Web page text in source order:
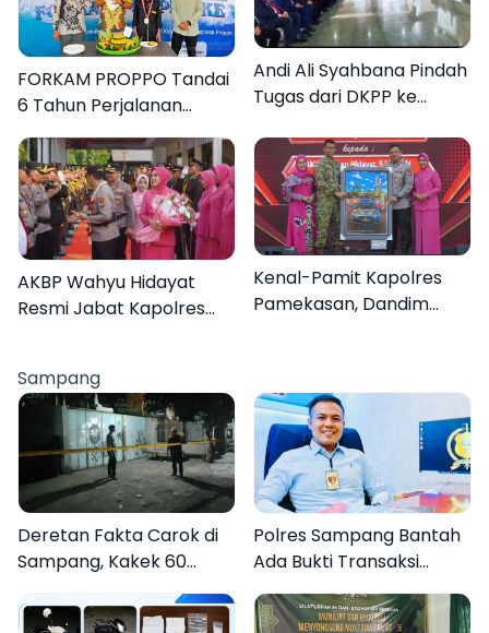
FORKAM PROPPO Tandai
6 Tahun Perjalanan
dengan Peluncuran Mars,
Hymne, dan Buku
Organisasi
Andi Ali Syahbana Pindah
Tugas dari DKPP ke
AKBP Wahyu Hidayat
Resmi Jabat Kapolres
Kenal-Pamit Kapolres
Pamekasan, Dandim
Sampang
Deretan Fakta Carok di
Sampang, Kakek 60
Tahun Duel Melawan 2
Pria
Polres Sampang Bantah
Ada Bukti Transaksi
dalam Kasus Rudapaksa
Anak 27 Tersangka